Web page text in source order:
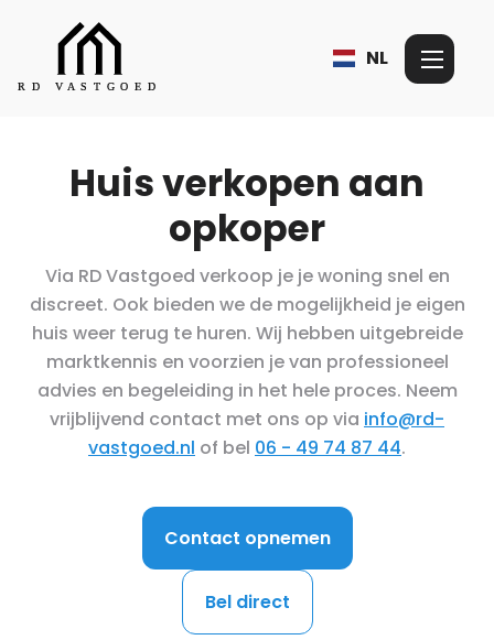
NL
Huis verkopen aan
opkoper
Via RD Vastgoed verkoop je je woning snel en
discreet. Ook bieden we de mogelijkheid je eigen
huis weer terug te huren. Wij hebben uitgebreide
marktkennis en voorzien je van professioneel
advies en begeleiding in het hele proces. Neem
vrijblijvend contact met ons op via info@rd-
vastgoed.nl of bel 06 - 49 74 87 44.
Contact opnemen
Bel direct